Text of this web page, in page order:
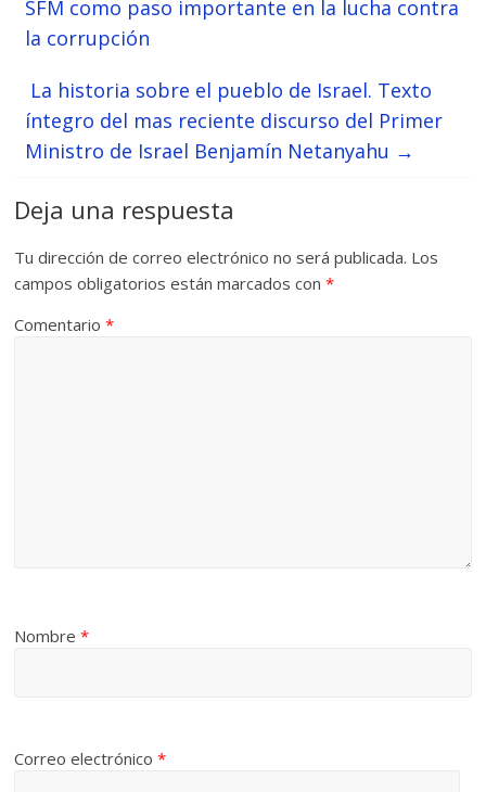
SFM como paso importante en la lucha contra
la corrupción
La historia sobre el pueblo de Israel. Texto
íntegro del mas reciente discurso del Primer
Ministro de Israel Benjamín Netanyahu →
Deja una respuesta
Tu dirección de correo electrónico no será publicada. Los
campos obligatorios están marcados con*
Comentario*
Nombre*
Correo electrónico*